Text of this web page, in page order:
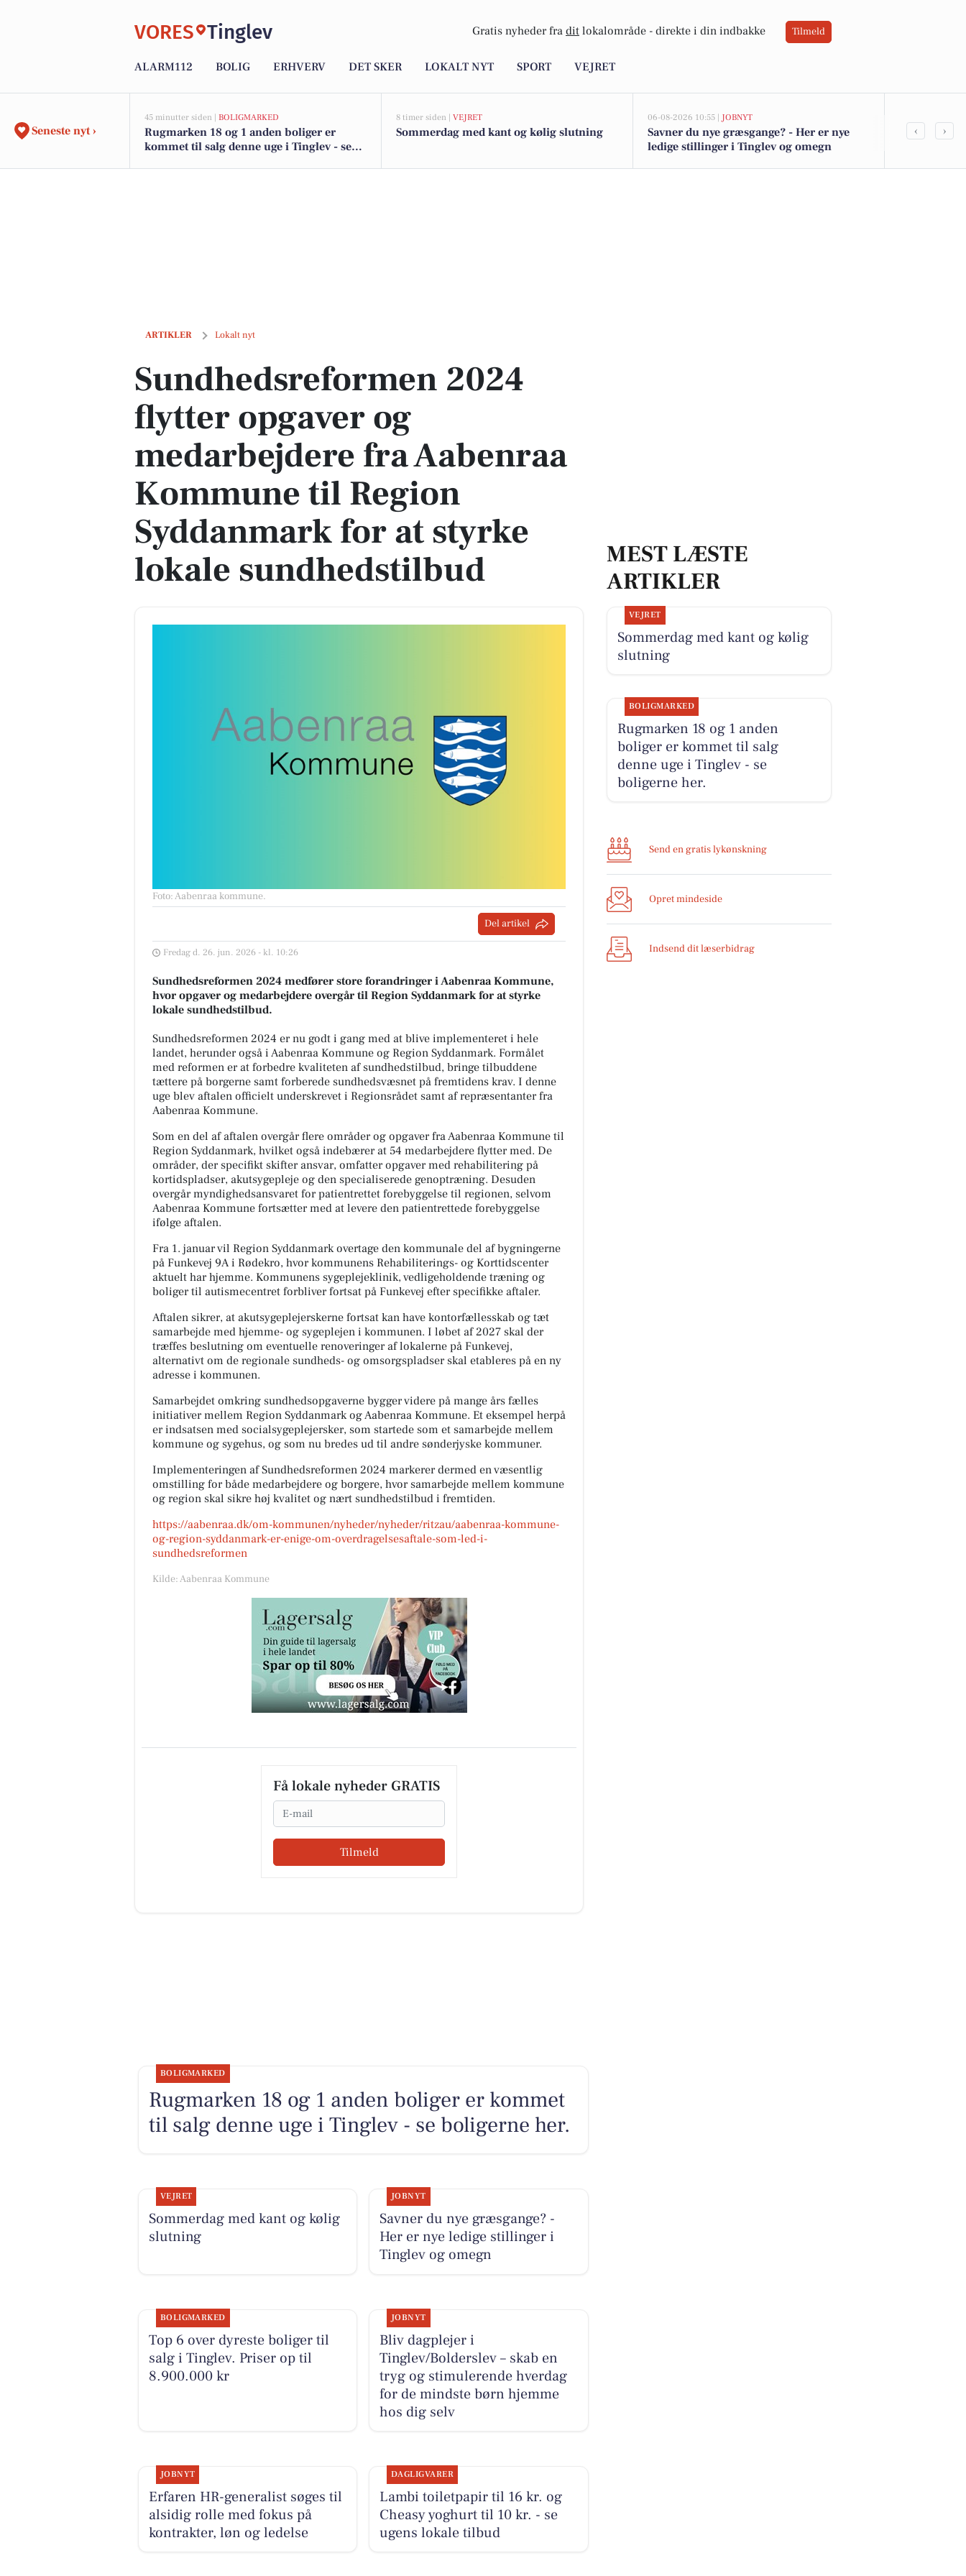
VORES Tinglev Gratis nyheder fra dit lokalområde - direkte i din indbakke Tilmeld
ALARM112 BOLIG ERHVERV DET SKER LOKALT NYT SPORT VEJRET
Seneste nyt ›
45 minutter siden | BOLIGMARKED
Rugmarken 18 og 1 anden boliger er
kommet til salg denne uge i Tinglev - se
8 timer siden | VEJRET
Sommerdag med kant og kølig slutning
06-08-2026 10:55 | JOBNYT
Savner du nye græsgange? - Her er nye
ledige stillinger i Tinglev og omegn
Top 6 over
‹ ›
ARTIKLER Lokalt nyt
Sundhedsreformen 2024 flytter opgaver og medarbejdere fra Aabenraa Kommune til Region Syddanmark for at styrke lokale sundhedstilbud
Sundhedsreformen 2024
flytter opgaver og
medarbejdere fra Aabenraa
Kommune til Region
Syddanmark for at styrke
lokale sundhedstilbud
Foto: Aabenraa kommune.
Del artikel
Fredag d. 26. jun. 2026 - kl. 10:26
Sundhedsreformen 2024 medfører store forandringer i Aabenraa Kommune,
hvor opgaver og medarbejdere overgår til Region Syddanmark for at styrke
lokale sundhedstilbud.
Sundhedsreformen 2024 er nu godt i gang med at blive implementeret i hele
landet, herunder også i Aabenraa Kommune og Region Syddanmark. Formålet
med reformen er at forbedre kvaliteten af sundhedstilbud, bringe tilbuddene
tættere på borgerne samt forberede sundhedsvæsnet på fremtidens krav. I denne
uge blev aftalen officielt underskrevet i Regionsrådet samt af repræsentanter fra
Aabenraa Kommune.
Som en del af aftalen overgår flere områder og opgaver fra Aabenraa Kommune til
Region Syddanmark, hvilket også indebærer at 54 medarbejdere flytter med. De
områder, der specifikt skifter ansvar, omfatter opgaver med rehabilitering på
kortidspladser, akutsygepleje og den specialiserede genoptræning. Desuden
overgår myndighedsansvaret for patientrettet forebyggelse til regionen, selvom
Aabenraa Kommune fortsætter med at levere den patientrettede forebyggelse
ifølge aftalen.
Fra 1. januar vil Region Syddanmark overtage den kommunale del af bygningerne
på Funkevej 9A i Rødekro, hvor kommunens Rehabiliterings- og Korttidscenter
aktuelt har hjemme. Kommunens sygeplejeklinik, vedligeholdende træning og
boliger til autismecentret forbliver fortsat på Funkevej efter specifikke aftaler.
Aftalen sikrer, at akutsygeplejerskerne fortsat kan have kontorfællesskab og tæt
samarbejde med hjemme- og sygeplejen i kommunen. I løbet af 2027 skal der
træffes beslutning om eventuelle renoveringer af lokalerne på Funkevej,
alternativt om de regionale sundheds- og omsorgspladser skal etableres på en ny
adresse i kommunen.
Samarbejdet omkring sundhedsopgaverne bygger videre på mange års fælles
initiativer mellem Region Syddanmark og Aabenraa Kommune. Et eksempel herpå
er indsatsen med socialsygeplejersker, som startede som et samarbejde mellem
kommune og sygehus, og som nu bredes ud til andre sønderjyske kommuner.
Implementeringen af Sundhedsreformen 2024 markerer dermed en væsentlig
omstilling for både medarbejdere og borgere, hvor samarbejde mellem kommune
og region skal sikre høj kvalitet og nært sundhedstilbud i fremtiden.
https://aabenraa.dk/om-kommunen/nyheder/nyheder/ritzau/aabenraa-kommune-
og-region-syddanmark-er-enige-om-overdragelsesaftale-som-led-i-
sundhedsreformen
Kilde: Aabenraa Kommune
Få lokale nyheder GRATIS
Email
Tilmeld
MEST LÆSTE
ARTIKLER
VEJRET
Sommerdag med kant og kølig
slutning
BOLIGMARKED
Rugmarken 18 og 1 anden
boliger er kommet til salg
denne uge i Tinglev - se
boligerne her.
Send en gratis lykønskning
Opret mindeside
Indsend dit læserbidrag
BOLIGMARKED
Rugmarken 18 og 1 anden boliger er kommet
til salg denne uge i Tinglev - se boligerne her.
VEJRET
Sommerdag med kant og kølig
slutning
JOBNYT
Savner du nye græsgange? -
Her er nye ledige stillinger i
Tinglev og omegn
BOLIGMARKED
Top 6 over dyreste boliger til
salg i Tinglev. Priser op til
8.900.000 kr
JOBNYT
Bliv dagplejer i
Tinglev/Bolderslev – skab en
tryg og stimulerende hverdag
for de mindste børn hjemme
hos dig selv
JOBNYT
Erfaren HR-generalist søges til
alsidig rolle med fokus på
kontrakter, løn og ledelse
DAGLIGVARER
Lambi toiletpapir til 16 kr. og
Cheasy yoghurt til 10 kr. - se
ugens lokale tilbud